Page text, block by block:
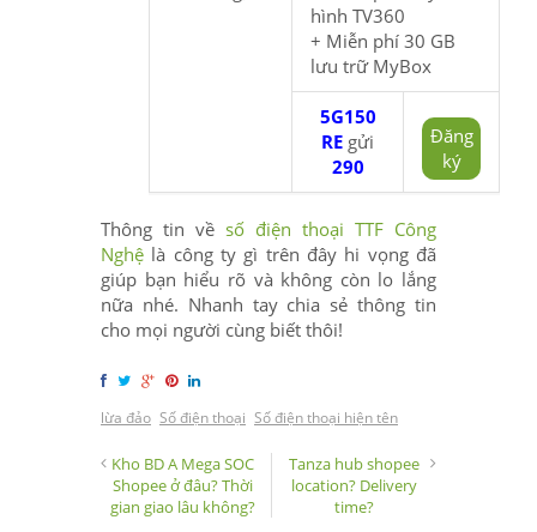
hình TV360
+ Miễn phí 30 GB
lưu trữ MyBox
5G150
RE gửi
290
Đăng
ký
Thông tin về số điện thoại TTF Công
Nghệ là công ty gì trên đây hi vọng đã
giúp bạn hiểu rõ và không còn lo lắng
nữa nhé. Nhanh tay chia sẻ thông tin
cho mọi người cùng biết thôi!
lừa đảo Số điện thoại Số điện thoại hiện tên
Kho BD A Mega SOC
Shopee ở đâu? Thời
gian giao lâu không?
Tanza hub shopee
location? Delivery
time?